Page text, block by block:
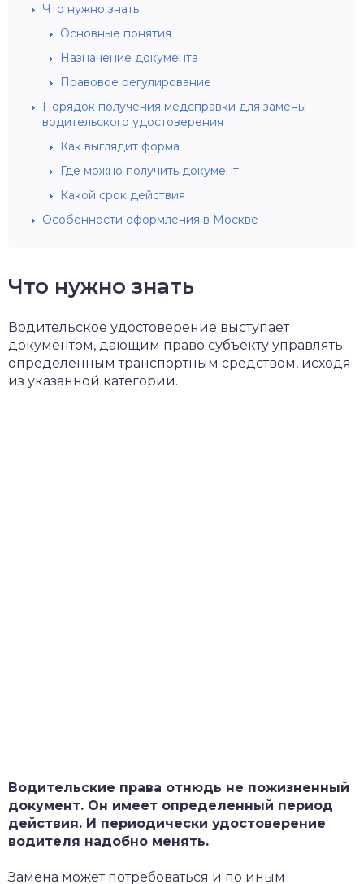
Что нужно знать
Основные понятия
Назначение документа
Правовое регулирование
Порядок получения медсправки для замены
водительского удостоверения
Как выглядит форма
Где можно получить документ
Какой срок действия
Особенности оформления в Москве
Что нужно знать
Водительское удостоверение выступает
документом, дающим право субъекту управлять
определенным транспортным средством, исходя
из указанной категории.
Водительские права отнюдь не пожизненный
документ. Он имеет определенный период
действия. И периодически удостоверение
водителя надобно менять.
Замена может потребоваться и по иным